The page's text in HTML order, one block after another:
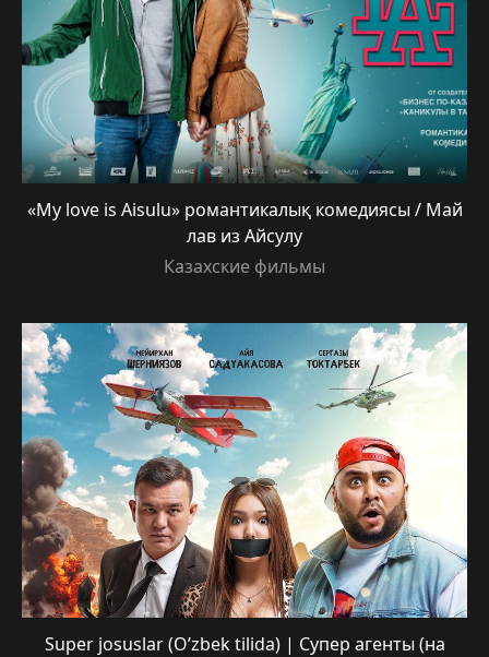
«My love is Aisulu» романтикалық комедиясы / Май
лав из Айсулу
Казахские фильмы
Super josuslar (O’zbek tilida) | Супер агенты (на